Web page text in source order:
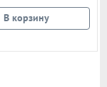
В корзину